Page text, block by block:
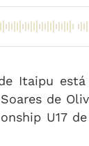
Itaipu
de
U17